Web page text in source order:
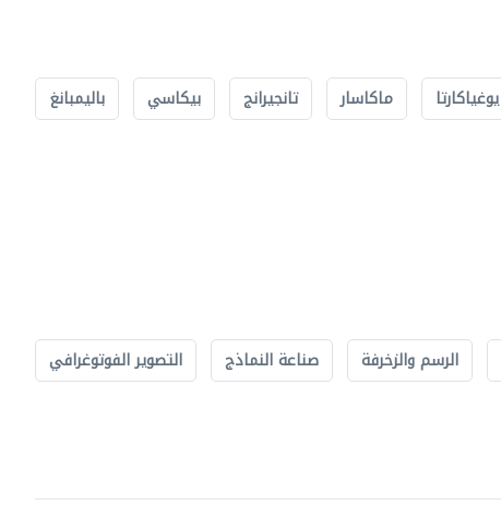
يوغياكارتا ماكاسار تانجيرانج بيكاسي باليمبانغ
الرسم والزخرفة صناعة النماذج
التصوير الفوتوغرافي